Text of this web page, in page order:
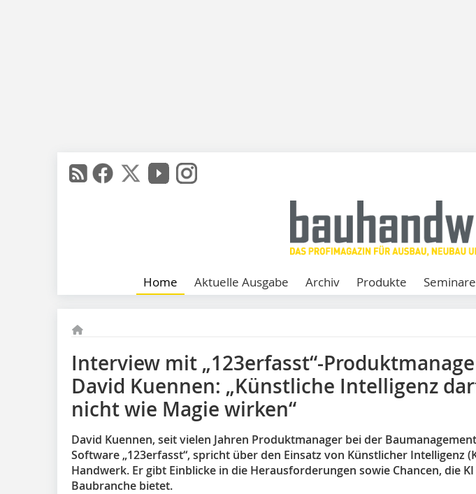
Home Aktuelle Ausgabe Archiv Produkte
Interview mit „123erfasst“-
David Kuennen: „Künstliche Intelligenz
nicht wie Magie wirken“
David Kuennen, seit vielen Jahren Produktmanager bei der
Software „123erfasst“, spricht über den Einsatz von Künstlicher Intelligenz
Handwerk. Er gibt Einblicke in die Herausforderungen sowie Chancen, die
Baubranche bietet.